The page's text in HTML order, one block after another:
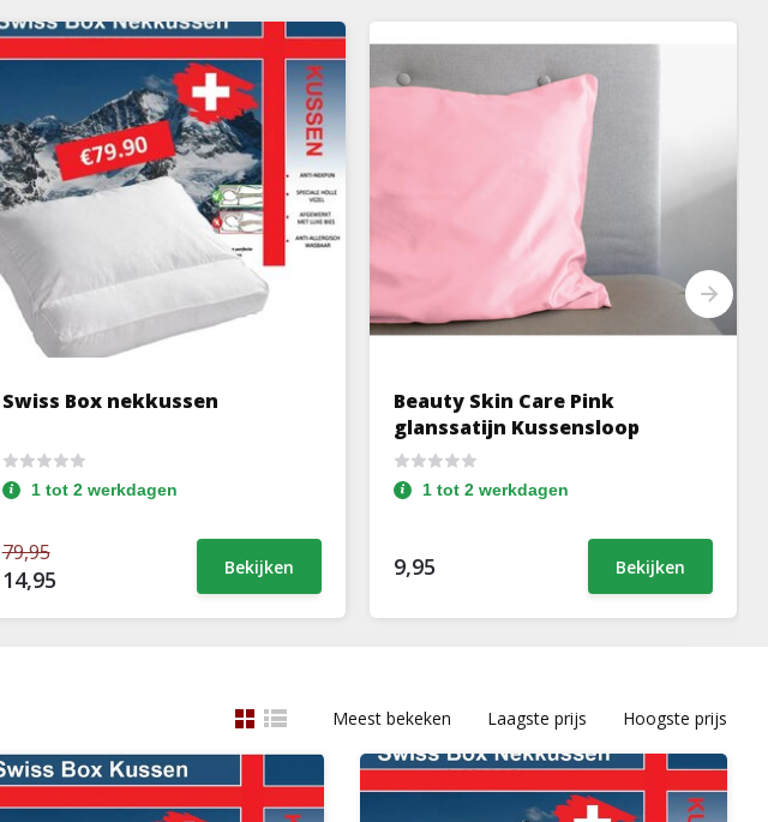
Swiss Box nekkussen
1 tot 2 werkdagen
79,95
14,95 Bekijken
Beauty Skin Care Pink
glanssatijn Kussensloop
1 tot 2 werkdagen
9,95 Bekijken
Meest bekeken Laagste prijs Hoogste prijs